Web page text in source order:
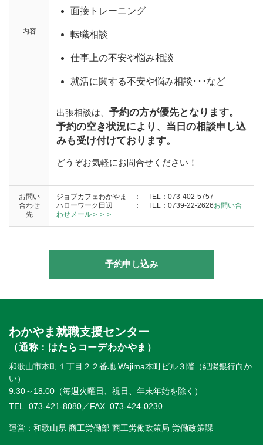
内容
面接トレーニング
転職相談
仕事上の不安や悩み相談
就活に関する不安や悩み相談･･･など
出張相談は、 予約の方が優先となります。
予約の空き状況により、当日の相談申し込
みも受け付けております。
どうぞお気軽にお問合せください！
お問い
合わせ
先
ジョブカフェわかやま ： TEL：073-402-5757
ハローワーク田辺
： TEL：0739-22-2626お問い合
わせメール＞＞＞
予約申し込み
わかやま就職支援センター
（通称：はたらコーデわかやま）
和歌山市本町１丁目２２番地 Wajima本町ビル３階（紀陽銀行向か
い）
9:30～18:00（毎週火曜日、祝日、年末年始を除く）
TEL. 073-421-8080／FAX. 073-424-0230
運営：和歌山県 商工労働部 商工労働政策局 労働政策課